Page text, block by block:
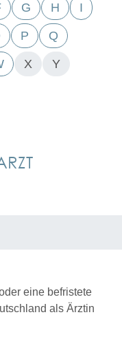
G H I
P Q
X Y
eine befristete
als Ärztin